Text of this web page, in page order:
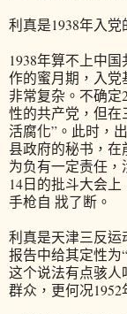
利真是1938年入党
1938年算不上中
作的蜜月期，入
非常复杂。不确
性的共产党，但在
活腐化”。此时，
县政府的秘书，在
为负有一定责任，
14日的批斗大会
手枪自 戕了断。
利真是天津三反
报告中给其定性为
这个说法有点骇
群众，更何况